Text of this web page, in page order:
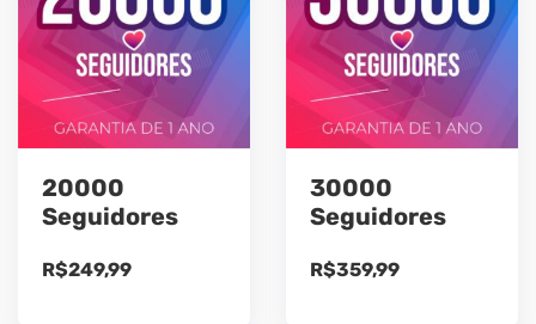
20000
Seguidores
R$249,99
30000
Seguidores
R$359,99